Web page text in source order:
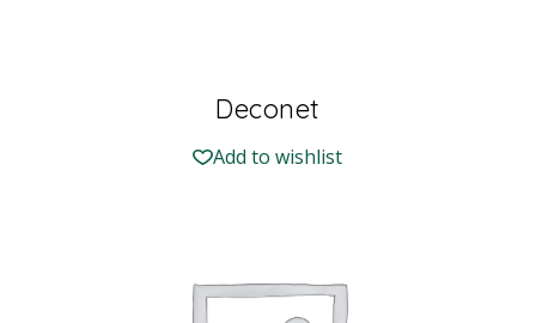
Deconet
Add to wishlist